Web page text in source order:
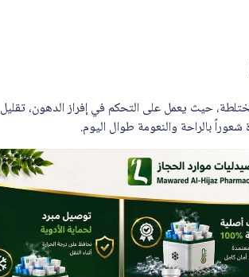
الدهنية والمختلطة، حيث يعمل على التحكم في إفراز الدهون، تقليل
بالراحة والنعومة طوال اليوم.